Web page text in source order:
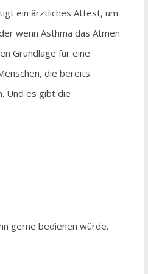
ein ärztliches Attest, um
wenn Asthma das Atmen
Grundlage für eine
die bereits
Und es gibt die
gerne bedienen würde.